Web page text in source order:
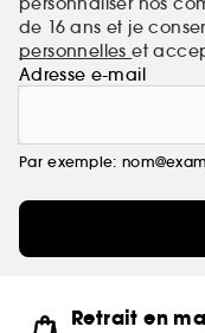
de 16 ans et je
personnelleset
Adresse e-mail
Par exemple:
Retrait en